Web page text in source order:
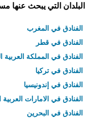
البلدان التي يبحث عنها
الفنادق في المغرب
الفنادق في قطر
الفنادق في المملكة العربية
الفنادق في تركيا
الفنادق في إندونيسيا
الفنادق في الامارات العربية
الفنادق في البحرين